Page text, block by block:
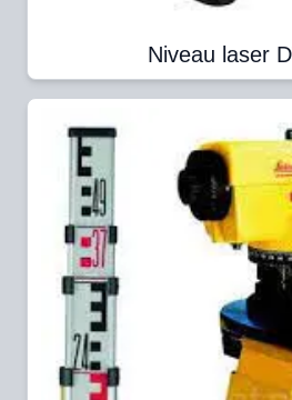
Niveau laser